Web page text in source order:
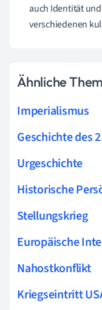
auch Identität
verschiedenen
Ähnliche
Imperialismus
Geschichte des
Urgeschichte
Historische
Stellungskrieg
Europäische
Nahostkonflikt
Kriegseintritt